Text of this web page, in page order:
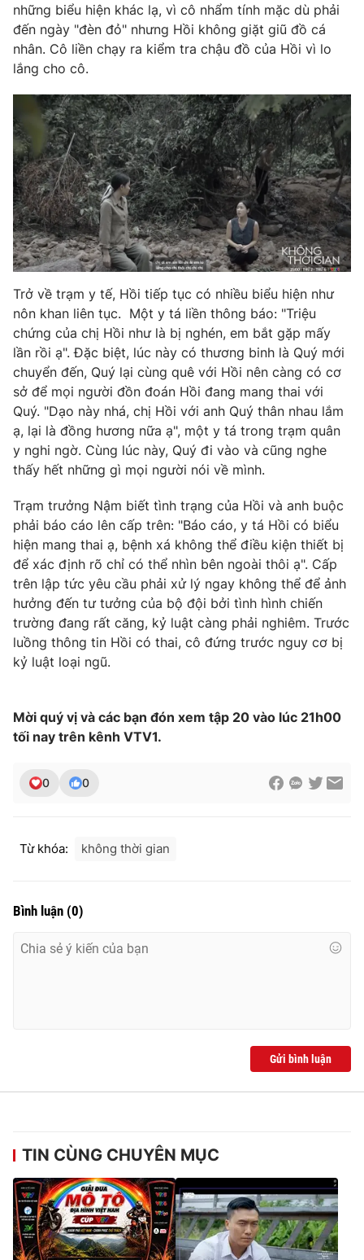
những biểu hiện khác lạ, vì cô nhẩm tính mặc dù phải
đến ngày "đèn đỏ" nhưng Hồi không giặt giũ đồ cá
nhân. Cô liền chạy ra kiểm tra chậu đồ của Hồi vì lo
lắng cho cô.
Trở về trạm y tế, Hồi tiếp tục có nhiều biểu hiện như
nôn khan liên tục. Một y tá liền thông báo: "Triệu
chứng của chị Hồi như là bị nghén, em bắt gặp mấy
lần rồi ạ". Đặc biệt, lúc này có thương binh là Quý mới
chuyển đến, Quý lại cùng quê với Hồi nên càng có cơ
sở để mọi người đồn đoán Hồi đang mang thai với
Quý. "Dạo này nhá, chị Hồi với anh Quý thân nhau lắm
ạ, lại là đồng hương nữa ạ", một y tá trong trạm quân
y nghi ngờ. Cùng lúc này, Quý đi vào và cũng nghe
thấy hết những gì mọi người nói về mình.
Trạm trưởng Nậm biết tình trạng của Hồi và anh buộc
phải báo cáo lên cấp trên: "Báo cáo, y tá Hồi có biểu
hiện mang thai ạ, bệnh xá không thể điều kiện thiết bị
để xác định rõ chỉ có thể nhìn bên ngoài thôi ạ". Cấp
trên lập tức yêu cầu phải xử lý ngay không thể để ảnh
hưởng đến tư tưởng của bộ đội bởi tình hình chiến
trường đang rất căng, kỷ luật càng phải nghiêm. Trước
luồng thông tin Hồi có thai, cô đứng trước nguy cơ bị
kỷ luật loại ngũ.
Mời quý vị và các bạn đón xem tập 20 vào lúc 21h00
tối nay trên kênh VTV1.
0 0
Từ khóa: không thời gian
Bình luận (0)
Gửi bình luận
TIN CÙNG CHUYÊN MỤC